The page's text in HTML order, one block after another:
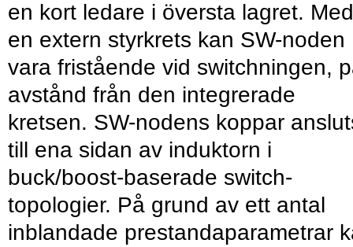
en kort ledare i översta lagret. Med
en extern styrkrets kan SW-noden
vara fristående vid switchningen,
avstånd från den integrerade
kretsen. SW-nodens koppar
till ena sidan av induktorn i
buck/boost-baserade switch­
topologier. På grund av ett antal
inblandade prestandaparametrar